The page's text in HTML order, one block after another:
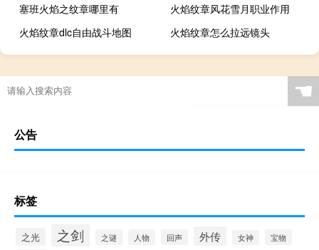
塞班火焰之纹章哪里有
火焰纹章风花雪月职业作用
火焰纹章dlc自由战斗地图
火焰纹章怎么拉远镜头
☚
公告
标签
之光 之剑 之谜 人物 回声 外传 女神 宝物